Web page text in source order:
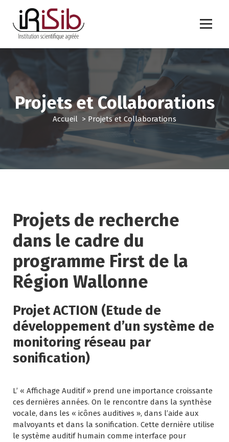
r
t
u
Projets et Collaborations
Accueil > Projets et Collaborations
Projets de recherche
dans le cadre du
programme First de la
Région Wallonne
Projet ACTION (Etude de
développement d’un système de
monitoring réseau par
sonification)
L’ « Affichage Auditif » prend une importance croissante
ces dernières années. On le rencontre dans la synthèse
vocale, dans les « icônes auditives », dans l’aide aux
malvoyants et dans la sonification. Cette dernière utilise
le système auditif humain comme interface pour